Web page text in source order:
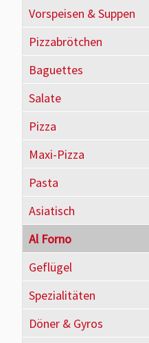
Vorspeisen & Suppen
Pizzabrötchen
Baguettes
Salate
Pizza
Maxi-Pizza
Pasta
Asiatisch
Al Forno
Geflügel
Spezialitäten
Döner & Gyros